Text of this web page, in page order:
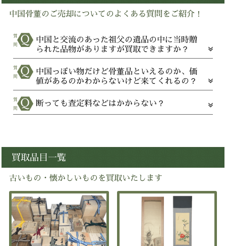
中国骨董のご売却についてのよくある質問をご紹介！
中国と交流のあった祖父の遺品の中に当時贈
られた品物がありますが買取できますか？
中国っぽい物だけど骨董品といえるのか、価
値があるのかわからないけど来てくれるの？
断っても査定料などはかからない？
買取品目一覧
古いもの・懐かしいものを買取いたします